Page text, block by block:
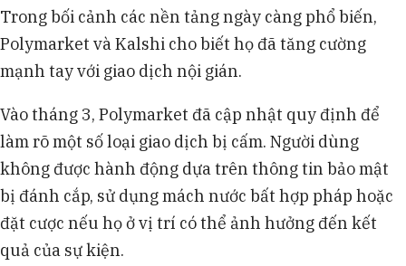
Trong bối cảnh các nền tảng ngày càng phổ biến,
Polymarket và Kalshi cho biết họ đã tăng cường
mạnh tay với giao dịch nội gián.
Vào tháng 3, Polymarket đã cập nhật quy định để
làm rõ một số loại giao dịch bị cấm. Người dùng
không được hành động dựa trên thông tin bảo mật
bị đánh cắp, sử dụng mách nước bất hợp pháp hoặc
đặt cược nếu họ ở vị trí có thể ảnh hưởng đến kết
quả của sự kiện.